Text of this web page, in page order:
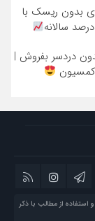
بدون ریسک با
دردسر بفروش |
از مطالب با ذکر